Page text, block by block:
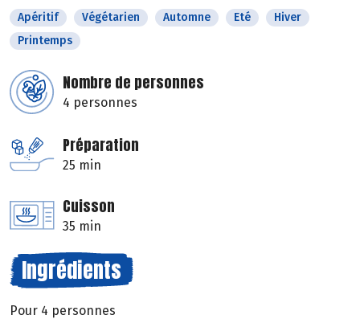
Apéritif Végétarien Automne Eté
Hiver
Printemps
Nombre de personnes
4 personnes
Préparation
25 min
Cuisson
35 min
Ingrédients
Pour 4 personnes